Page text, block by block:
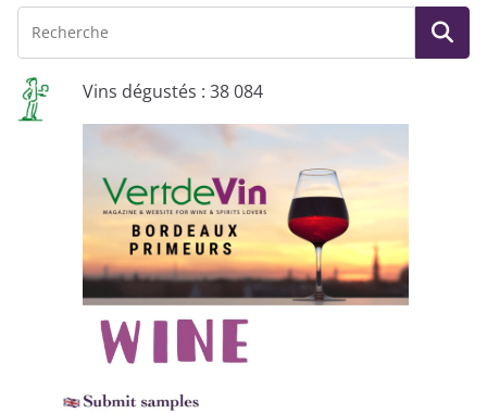
Vins dégustés : 38 084